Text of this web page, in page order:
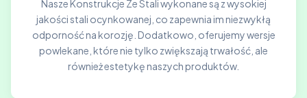
Nasze Konstrukcje Ze Stali wykonane są z wysokiej
jakości stali ocynkowanej, co zapewnia im niezwykłą
odporność na korozję. Dodatkowo, oferujemy wersje
powlekane, które nie tylko zwiększają trwałość, ale
również estetykę naszych produktów.